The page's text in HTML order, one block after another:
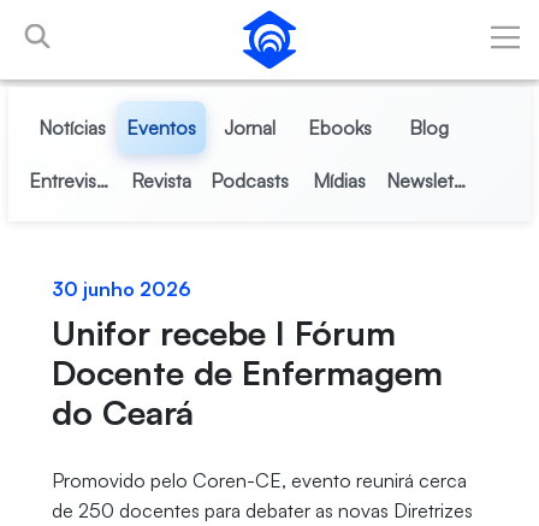
Pular para o Conteúdo principal
Notícias Eventos Jornal Ebooks Blog
Entrevistas Revista Podcasts Mídias Newsletter
30 junho 2026
Unifor recebe I Fórum
Docente de Enfermagem
do Ceará
Promovido pelo Coren-CE, evento reunirá cerca
de 250 docentes para debater as novas Diretrizes